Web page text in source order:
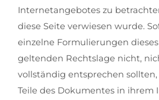
Internetangebotes zu
diese Seite verwiesen wurde.
einzelne Formulierungen
geltenden Rechtslage nicht,
vollständig entsprechen
Teile des Dokumentes in ihrem